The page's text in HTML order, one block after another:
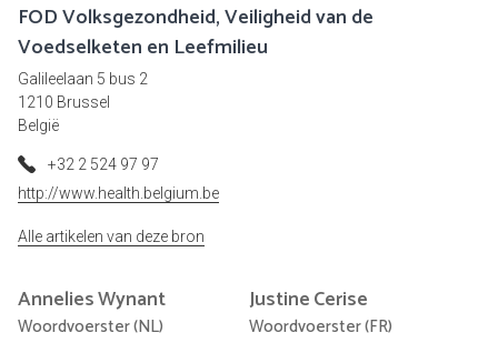
FOD Volksgezondheid, Veiligheid van de
Voedselketen en Leefmilieu
Galileelaan 5 bus 2
1210 Brussel
België
+32 2 524 97 97
http://www.health.belgium.be
Alle artikelen van deze bron
AnneliesWynant
Woordvoerster (NL)
JustineCerise
Woordvoerster (FR)